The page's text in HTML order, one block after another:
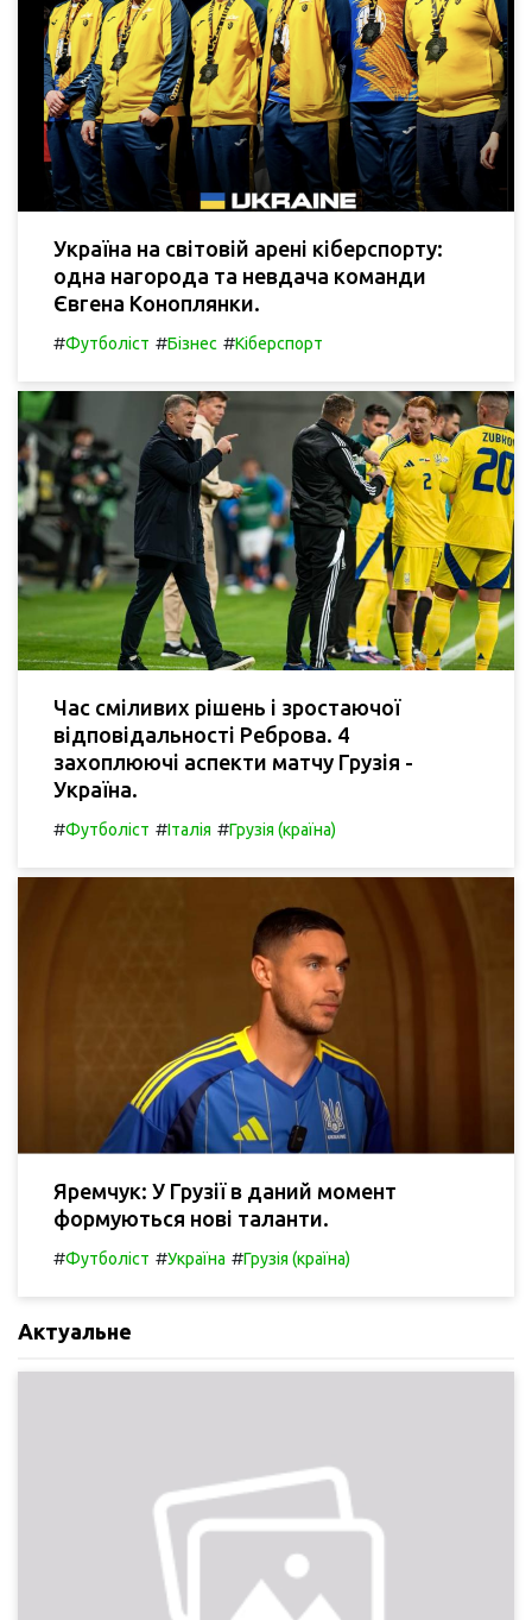
Україна на світовій арені кіберспорту:
одна нагорода та невдача команди
Євгена Коноплянки.
#Футболіст #Бізнес #Кіберспорт
Час сміливих рішень і зростаючої
відповідальності Реброва. 4
захоплюючі аспекти матчу Грузія -
Україна.
#Футболіст #Італія #Грузія (країна)
Яремчук: У Грузії в даний момент
формуються нові таланти.
#Футболіст #Україна #Грузія (країна)
Актуальне